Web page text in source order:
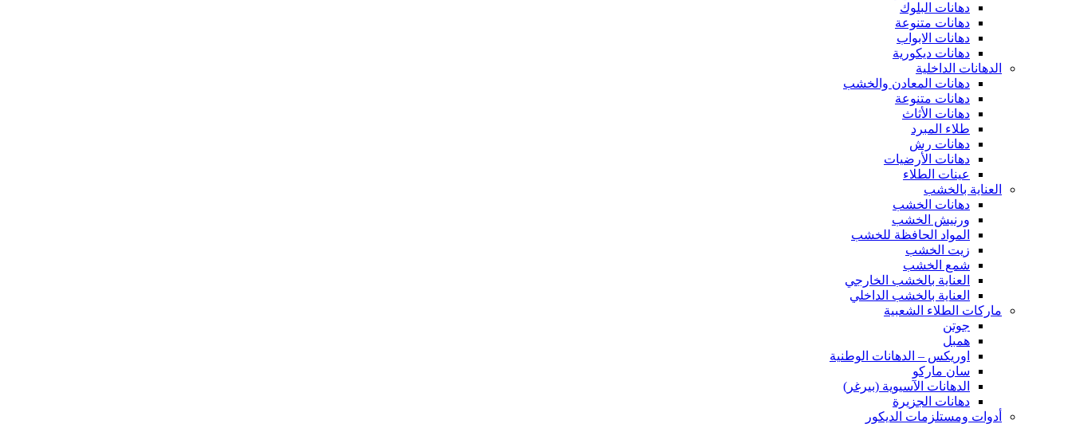
دهانات البلوك
دهانات متنوعة
دهانات الابواب
دهانات ديكورية
الدهانات الداخلية
دهانات المعادن والخشب
دهانات متنوعة
دهانات الأثاث
طلاء المبرد
دهانات رش
دهانات الأرضيات
عينات الطلاء
العناية بالخشب
دهانات الخشب
ورنيش الخشب
المواد الحافظة للخشب
زيت الخشب
شمع الخشب
العناية بالخشب الخارجي
العناية بالخشب الداخلي
ماركات الطلاء الشعبية
جوتن
همبل
اوريكس – الدهانات الوطنية
سان ماركو
الدهانات الآسيوية (بيرغر)
دهانات الجزيرة
أدوات ومستلزمات الديكور